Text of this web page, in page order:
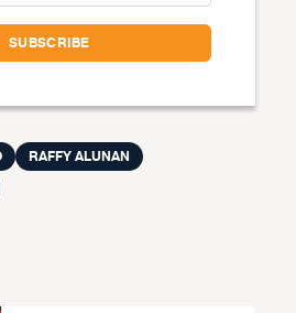
RAFFY ALUNAN